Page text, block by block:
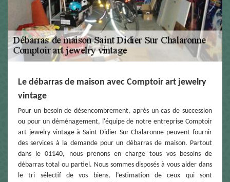
Le débarras de maison avec Comptoir art jewelry
vintage
Pour un besoin de désencombrement, après un cas de succession
ou pour un déménagement, l'équipe de notre entreprise Comptoir
art jewelry vintage à Saint Didier Sur Chalaronne peuvent fournir
des services à la demande pour un débarras de maison. Partout
dans le 01140, nous prenons en charge tous vos besoins de
débarras total ou partiel. Nous sommes disposés à vous aider dans
le tri sélectif de vos biens, l’estimation de ceux qui sont